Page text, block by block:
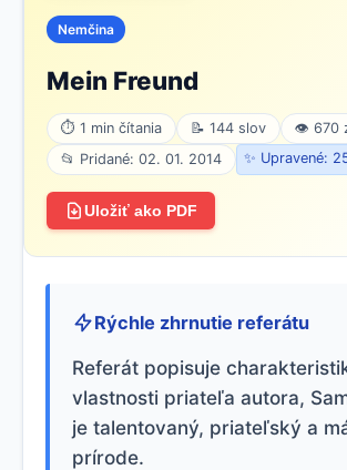
Nemčina
Mein Freund
⏱ 1 min čítania 📝 144 slov
👁 670
📂 Pridané: 02. 01. 2014
✨ Upravené:
Uložiť ako PDF
Rýchle zhrnutie referátu
Referát popisuje
vlastnosti priateľa autora,
je talentovaný, priateľský a
prírode.